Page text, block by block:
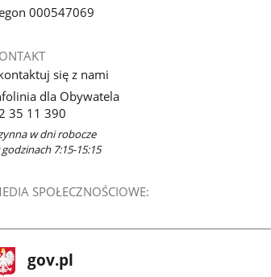
000547069
się z nami
dla Obywatela
35 11 390
w dni robocze
godzinach 7:15-15:15
SPOŁECZNOŚCIOWE:
Strona
gov.pl